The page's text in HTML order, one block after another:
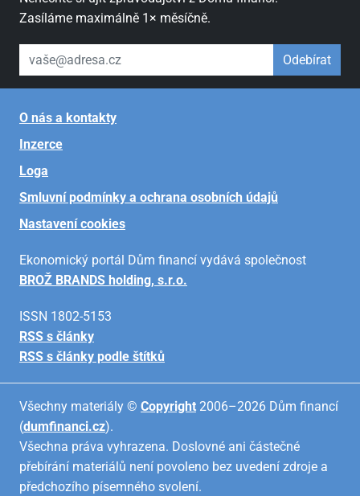
Zasíláme maximálně 1× měsíčně.
váš email Odebírat
O nás a kontakty
Inzerce
Loga
Smluvní podmínky a ochrana osobních údajů
Nastavení cookies
Ekonomický portál Dům financí vydává společnost
BROŽ BRANDS holding, s.r.o.
ISSN 1802-5153
RSS s články
RSS s články podle štítků
Všechny materiály © Copyright 2006–2026 Dům financí
(dumfinanci.cz).
Všechna práva vyhrazena. Doslovné ani částečné
přebírání materiálů není povoleno bez uvedení zdroje a
předchozího písemného svolení.